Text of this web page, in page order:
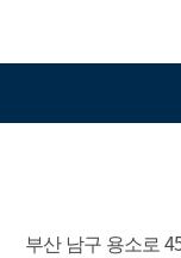
부산 남구 용소로